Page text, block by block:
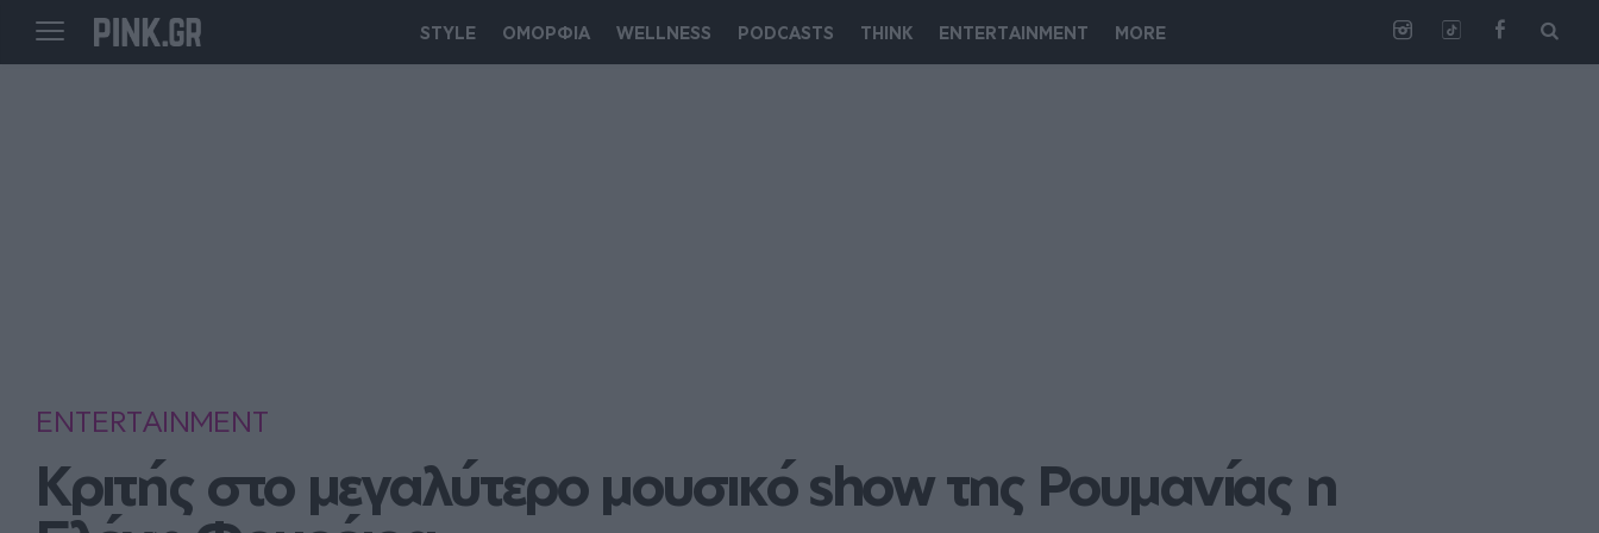
STYLE ΟΜΟΡΦΙΑ WELLNESS PODCASTS THINK ENTERTAINMENT MORE
ENTERTAINMENT
Κριτής στο μεγαλύτερο μουσικό show της Ρουμανίας η